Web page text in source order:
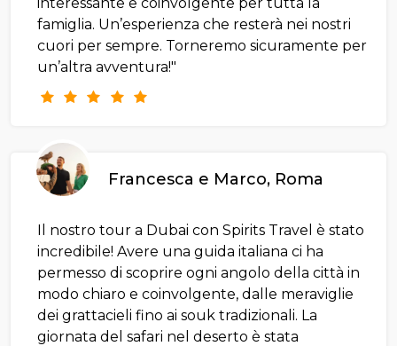
famiglia. Un’esperienza che resterà nei nostri
cuori per sempre. Torneremo sicuramente per
un’altra avventura!"
Francesca e Marco, Roma
Il nostro tour a Dubai con Spirits Travel è stato
incredibile! Avere una guida italiana ci ha
permesso di scoprire ogni angolo della città in
modo chiaro e coinvolgente, dalle meraviglie
dei grattacieli fino ai souk tradizionali. La
giornata del safari nel deserto è stata